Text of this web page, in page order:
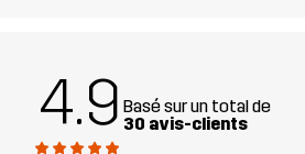
4.9 Basé sur un total de
30 avis-clients